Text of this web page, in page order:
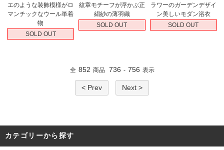
エのような装飾模様がロ
マンチックなウール単着
物
SOLD OUT
紋章モチーフが浮かぶ正
絹紗の薄羽織
SOLD OUT
ラワーのガーデンデザイ
ン美しいモダン浴衣
SOLD OUT
全 852 商品 736 - 756 表示
< Prev Next >
カテゴリーから探す